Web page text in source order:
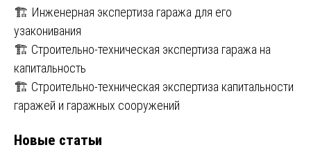
🏗️ Инженерная экспертиза гаража для его
узаконивания
🏗️ Строительно-техническая экспертиза гаража на
капитальность
🏗️ Строительно-техническая экспертиза капитальности
гаражей и гаражных сооружений
Новые статьи